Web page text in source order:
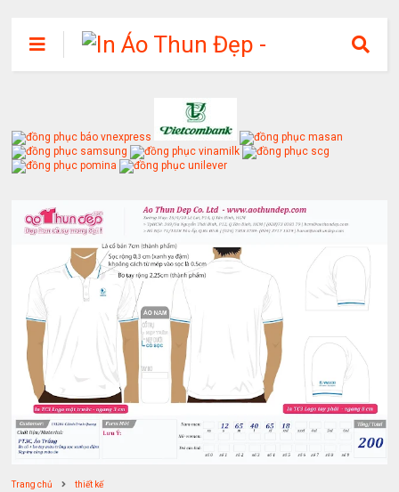
Trang chủ thiết kế